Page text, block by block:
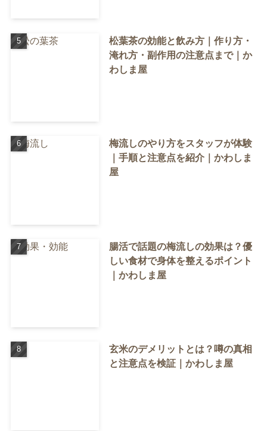
松葉茶の効能と飲み方｜作り方・
淹れ方・副作用の注意点まで｜か
わしま屋
梅流しのやり方をスタッフが体験
｜手順と注意点を紹介｜かわしま
屋
腸活で話題の梅流しの効果は？優
しい食材で身体を整えるポイント
｜かわしま屋
玄米のデメリットとは？噂の真相
と注意点を検証｜かわしま屋